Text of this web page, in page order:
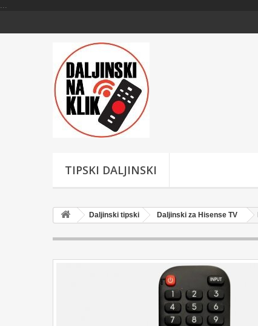
...
TIPSKI DALJINSKI
Daljinski tipski Daljinski za Hisense TV